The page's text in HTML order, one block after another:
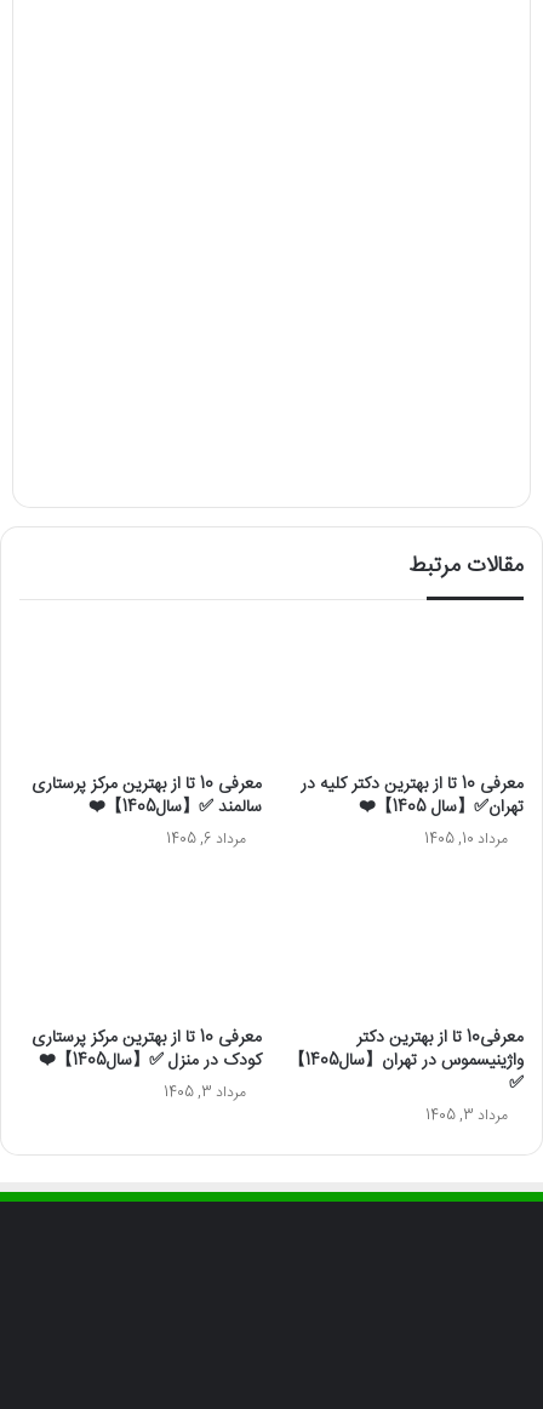
مقالات مرتبط
معرفی 10 تا از بهترین دکتر کلیه در
تهران✅【سال 1405】❤️
مرداد 10, 1405
معرفی 10 تا از بهترین مرکز پرستاری
سالمند ✅【سال1405】❤️
مرداد 6, 1405
معرفی10 تا از بهترین دکتر
واژینیسموس در تهران【سال1405】
✅
مرداد 3, 1405
معرفی 10 تا از بهترین مرکز پرستاری
کودک در منزل ✅【سال1405】❤️
مرداد 3, 1405